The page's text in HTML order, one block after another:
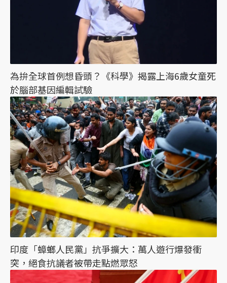
為拚全球首例想昏頭？《科學》揭露上海6歲女童死
於腦部基因編輯試驗
印度「蟑螂人民黨」抗爭擴大：萬人遊行爆發衝
突，絕食抗議者被帶走點燃眾怒